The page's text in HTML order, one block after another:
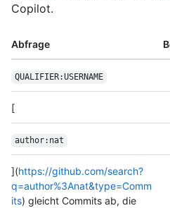
Copilot.
Abfrage
QUALIFIER:USERNAME
[
author:nat
](https://github.com/search?
q=author%3Anat&type=Comm
its) gleicht Commits ab, die